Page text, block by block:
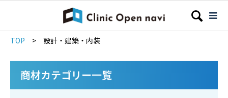
TOP > 設計・建築・内装
商材カテゴリー一覧